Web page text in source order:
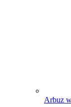
Arbuz